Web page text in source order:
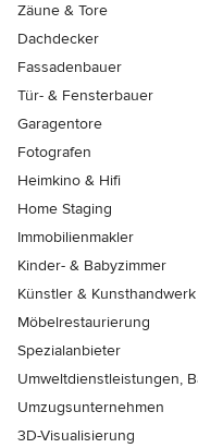
Zäune & Tore
Dachdecker
Fassadenbauer
Tür- & Fensterbauer
Garagentore
Fotografen
Heimkino & Hifi
Home Staging
Immobilienmakler
Kinder- & Babyzimmer
Künstler & Kunsthandwerk
Möbelrestaurierung
Spezialanbieter
Umweltdienstleistungen,
Umzugsunternehmen
3D-Visualisierung